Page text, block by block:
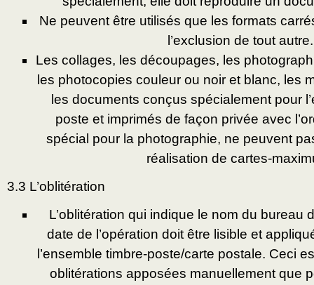
Ne peuvent être utilisés que les formats
l’exclusion de tout autre.
Les collages, les découpages, les
les photocopies couleur ou noir et blanc, les
les documents conçus spécialement pour
poste et imprimés de façon privée avec
spécial pour la photographie, ne peuvent
réalisation de cartes-
3.3 L’oblitération
L’oblitération qui indique le nom du bureau
date de l’opération doit être lisible et
l’ensemble timbre-poste/carte postale. Ceci
oblitérations apposées manuellement que